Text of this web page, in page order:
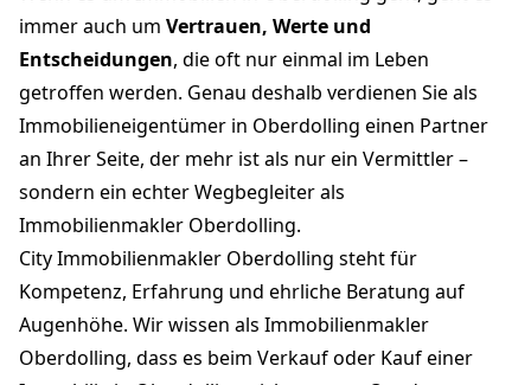
immer auch um Vertrauen, Werte und
Entscheidungen, die oft nur einmal im Leben
getroffen werden. Genau deshalb verdienen Sie als
Immobilieneigentümer in Oberdolling einen Partner
an Ihrer Seite, der mehr ist als nur ein Vermittler –
sondern ein echter Wegbegleiter als
Immobilienmakler Oberdolling.
City Immobilienmakler Oberdolling steht für
Kompetenz, Erfahrung und ehrliche Beratung auf
Augenhöhe. Wir wissen als Immobilienmakler
Oberdolling, dass es beim Verkauf oder Kauf einer